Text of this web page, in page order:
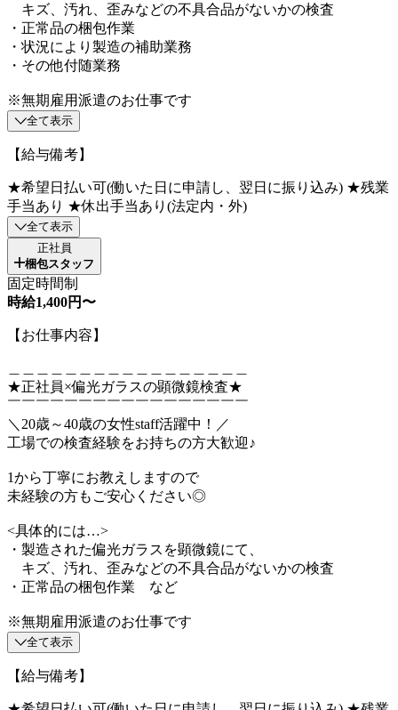
キズ、汚れ、歪みなどの不具合品がないかの検査
・正常品の梱包作業
・状況により製造の補助業務
・その他付随業務
※無期雇用派遣のお仕事です
全て表示
【給与備考】
★希望日払い可(働いた日に申請し、翌日に振り込み) ★残業
手当あり ★休出手当あり(法定内・外)
全て表示
正社員
梱包スタッフ
固定時間制
時給1,400円〜
【お仕事内容】
★正社員×偏光ガラスの顕微鏡検査★
￣￣￣￣￣￣￣￣￣￣￣￣￣￣￣￣￣
＼20歳～40歳の女性staff活躍中！／
工場での検査経験をお持ちの方大歓迎♪
1から丁寧にお教えしますので
未経験の方もご安心ください◎
<具体的には…>
・製造された偏光ガラスを顕微鏡にて、
キズ、汚れ、歪みなどの不具合品がないかの検査
・正常品の梱包作業 など
※無期雇用派遣のお仕事です
全て表示
【給与備考】